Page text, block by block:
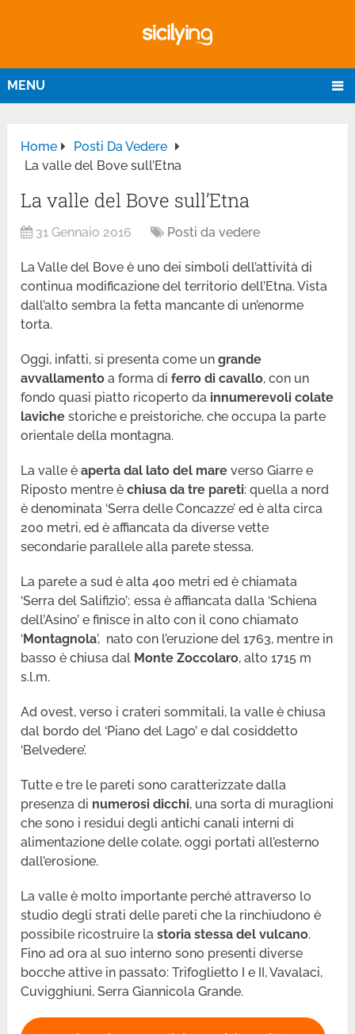
MENU
Home
Posti Da Vedere
La valle del Bove sull’Etna
La valle del Bove sull’Etna
31 Gennaio 2016 Posti da vedere
La Valle del Bove è uno dei simboli dell’attività di
continua modificazione del territorio dell’Etna. Vista
dall’alto sembra la fetta mancante di un’enorme
torta.
Oggi, infatti, si presenta come ungrande
avvallamento a forma diferro di cavallo, con un
fondo quasi piatto ricoperto da innumerevoli colate
laviche storiche e preistoriche, che occupa la parte
orientale della montagna.
La valle èaperta dal lato del mare verso Giarre e
Riposto mentre èchiusa da tre pareti: quella a nord
è denominata ‘Serra delle Concazze’ ed è alta circa
200 metri, ed è affiancata da diverse vette
secondarie parallele alla parete stessa.
La parete a sud è alta 400 metri ed è chiamata
‘Serra del Salifizio’; essa è affiancata dalla ‘Schiena
dell’Asino’ e finisce in alto con il cono chiamato
‘Montagnola’, nato con l’eruzione del 1763, mentre in
basso è chiusa dal Monte Zoccolaro, alto 1715 m
s.l.m.
Ad ovest, verso i crateri sommitali, la valle è chiusa
dal bordo del ‘Piano del Lago’ e dal cosiddetto
‘Belvedere’.
Tutte e tre le pareti sono caratterizzate dalla
presenza di numerosi dicchi, una sorta di muraglioni
che sono i residui degli antichi canali interni di
alimentazione delle colate, oggi portati all’esterno
dall’erosione.
La valle è molto importante perché attraverso lo
studio degli strati delle pareti che la rinchiudono è
possibile ricostruire lastoria stessa del vulcano.
Fino ad ora al suo interno sono presenti diverse
bocche attive in passato: Trifoglietto I e II, Vavalaci,
Cuvigghiuni, Serra Giannicola Grande.